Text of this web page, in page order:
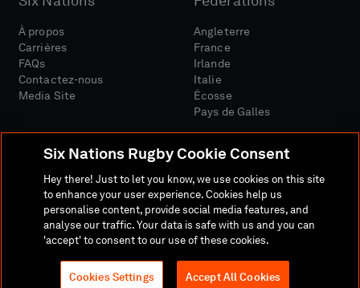
À propos
Carrières
FAQs
Contactez-nous
Media Site
Angleterre
France
Irlande
Italie
Écosse
Pays de Galles
Site MédiaConditions Générales
Politique De ConfidentialitéPolitique De Cookies
Politique Sociale Et Numérique
Six Nations Rugby Cookie Consent
Hey there! Just to let you know, we use cookies on this site
to enhance your user experience. Cookies help us
personalise content, provide social media features, and
analyse our traffic. Your data is safe with us and you can
'accept' to consent to our use of these cookies.
Cookies Settings Accept All Cookies